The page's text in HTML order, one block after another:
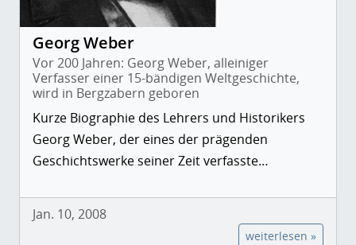
Georg Weber
Vor 200 Jahren: Georg Weber, alleiniger
Verfasser einer 15-bändigen Weltgeschichte,
wird in Bergzabern geboren
Kurze Biographie des Lehrers und Historikers
Georg Weber, der eines der prägenden
Geschichtswerke seiner Zeit verfasste…
Jan. 10, 2008
weiterlesen »